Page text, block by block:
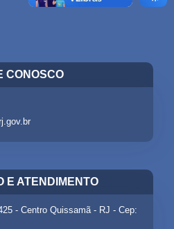
CONOSCO
E ATENDIMENTO
- Centro Quissamã - RJ - Cep: